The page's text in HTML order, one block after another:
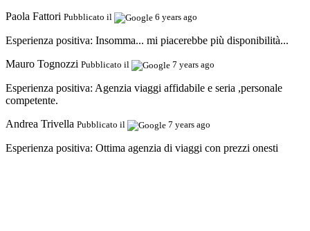
Paola Fattori Pubblicato il 6 years ago
Esperienza positiva: Insomma... mi piacerebbe più disponibilità...
Mauro Tognozzi Pubblicato il 7 years ago
Esperienza positiva: Agenzia viaggi affidabile e seria ,personale
competente.
Andrea Trivella Pubblicato il 7 years ago
Esperienza positiva: Ottima agenzia di viaggi con prezzi onesti